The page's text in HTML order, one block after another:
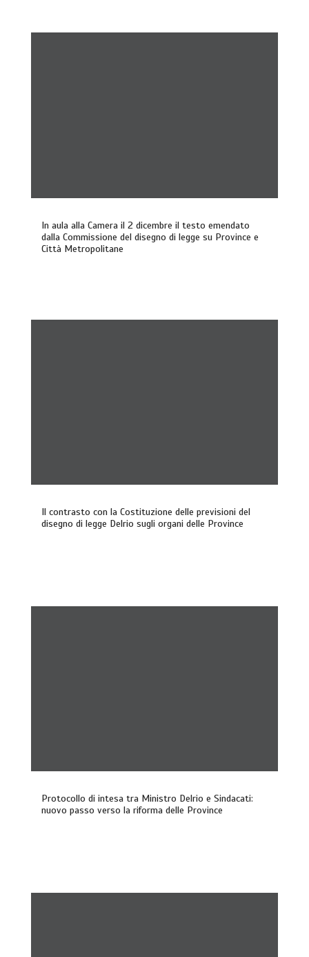
In aula alla Camera il 2 dicembre il testo emendato
dalla Commissione del disegno di legge su Province e
Città Metropolitane
Il contrasto con la Costituzione delle previsioni del
disegno di legge Delrio sugli organi delle Province
Protocollo di intesa tra Ministro Delrio e Sindacati:
nuovo passo verso la riforma delle Province